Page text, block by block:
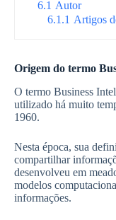
6.1 Autor
6.1.1 Artigos
Origem do termo
O termo Business
utilizado há muito
1960.
Nesta época, sua
compartilhar
desenvolveu em
modelos
informações.